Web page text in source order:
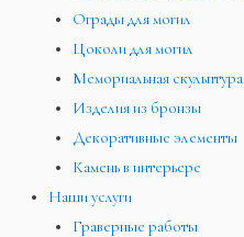
Ограды для могил
Цоколи для могил
Мемориальная скульптура
Изделия из бронзы
Декоративные элементы
Камень в интерьере
Наши услуги
Граверные работы